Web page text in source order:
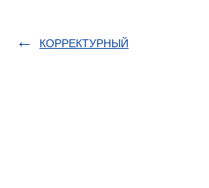
КОРРЕКТУРНЫЙ